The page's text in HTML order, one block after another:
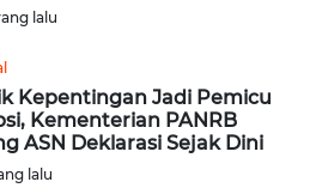
lalu
Kepentingan Jadi Pemicu
Kementerian PANRB
ASN Deklarasi Sejak Dini
lalu